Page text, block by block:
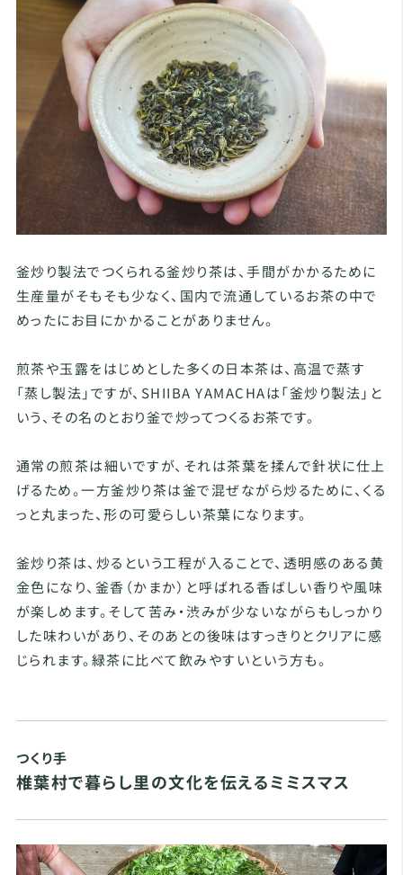
釜炒り製法でつくられる釜炒り茶は、手間がかかるために
生産量がそもそも少なく、国内で流通しているお茶の中で
めったにお目にかかることがありません。
煎茶や玉露をはじめとした多くの日本茶は、高温で蒸す
「蒸し製法」ですが、SHIIBA YAMACHAは「釜炒り製法」と
いう、その名のとおり釜で炒ってつくるお茶です。
通常の煎茶は細いですが、それは茶葉を揉んで針状に仕上
げるため。一方釜炒り茶は釜で混ぜながら炒るために、くる
っと丸まった、形の可愛らしい茶葉になります。
釜炒り茶は、炒るという工程が入ることで、透明感のある黄
金色になり、釜香（かまか）と呼ばれる香ばしい香りや風味
が楽しめます。そして苦み・渋みが少ないながらもしっかり
した味わいがあり、そのあとの後味はすっきりとクリアに感
じられます。緑茶に比べて飲みやすいという方も。
つくり手
椎葉村で暮らし里の文化を伝えるミミスマス